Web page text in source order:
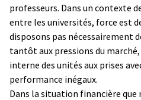
professeurs. Dans un contexte
entre les universités, force est
disposons pas nécessairement
tantôt aux pressions du
interne des unités aux prises
performance inégaux.
Dans la situation financière que